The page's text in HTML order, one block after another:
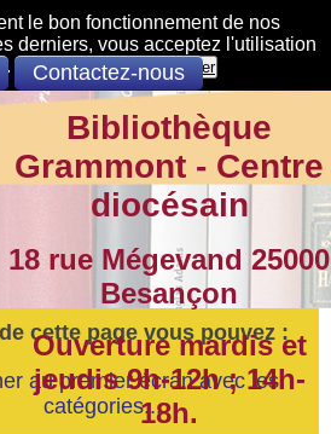
le bon fonctionnement de nos
derniers, vous acceptez l'utilisation
S'opposer Accepter
Contactez-nous
cette page vous pouvez :
au premier écran avec les
catégories...
Bibliothèque
Grammont - Centre
diocésain
18 rue Mégevand 25000
Besançon
Ouverture mardis et
jeudis 9h-12h ; 14h-
18h.